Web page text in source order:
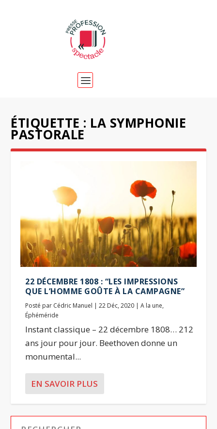
ÉTIQUETTE : LA SYMPHONIE
PASTORALE
22 DÉCEMBRE 1808 : “LES IMPRESSIONS
QUE L’HOMME GOÛTE À LA CAMPAGNE”
Posté par Cédric Manuel |22 Déc, 2020 |A la une,
Éphéméride
Instant classique – 22 décembre 1808… 212
ans jour pour jour. Beethoven donne un
monumental...
EN SAVOIR PLUS